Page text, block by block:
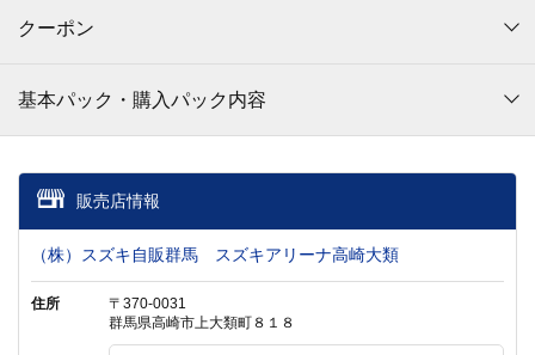
クーポン
基本パック・購入パック内容
販売店情報
（株）スズキ自販群馬 スズキアリーナ高崎大類
住所
〒370-0031
群馬県高崎市上大類町８１８